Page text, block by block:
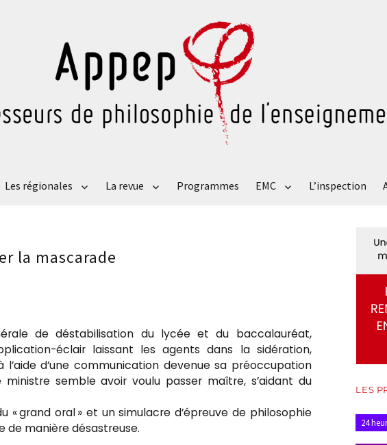
Les régionales La revue Programmes EMC L’inspection
la mascarade
de déstabilisation du lycée et du baccalauréat,
éclair laissant les agents dans la sidération,
d’une communication devenue sa préoccupation
semble avoir voulu passer maître, s’aidant du
grand oral » et un simulacre d’épreuve de philosophie
de manière désastreuse.
LES
24